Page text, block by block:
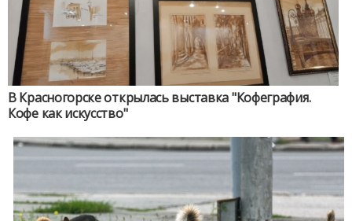
В Красногорске открылась выставка "Кофеграфия.
Кофе как искусство"